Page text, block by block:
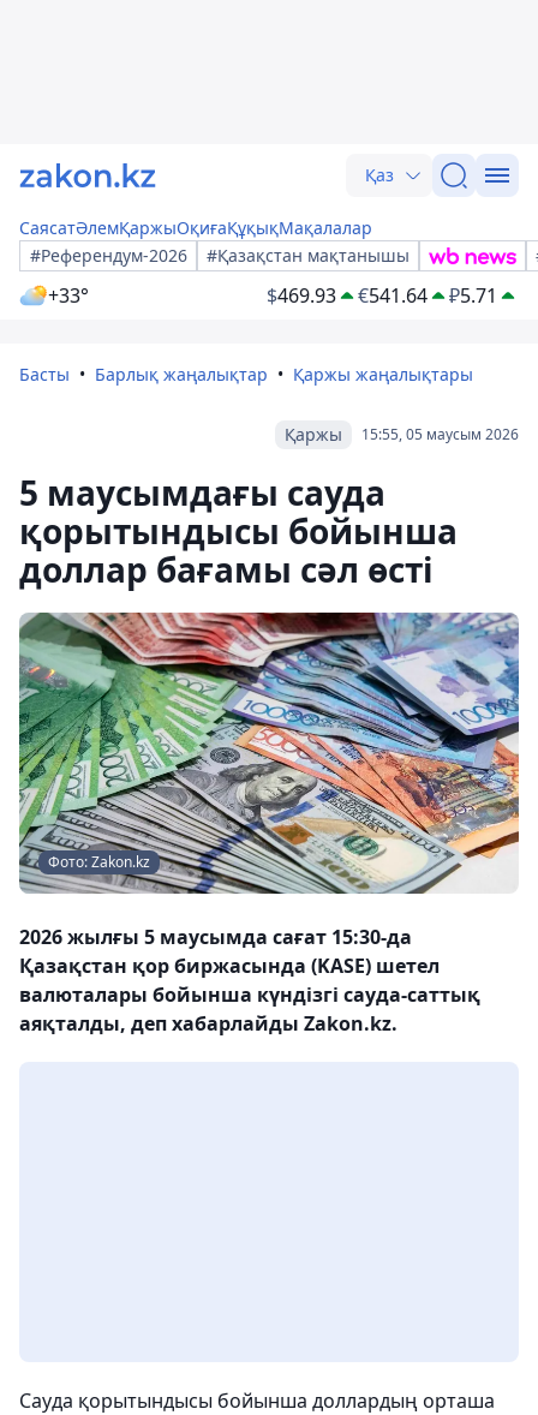
Қаз
СаясатӘлемҚаржыОқиғаҚұқықМақалалар
#Референдум-2026
#Қазақстан мақтанышы
+33° $469.93 €541.64 ₽5.71
Басты Барлық жаңалықтар Қаржы жаңалықтары
15:55, 05 маусым 2026
Қаржы
5 маусымдағы сауда
қорытындысы бойынша
доллар бағамы сәл өсті
Фото: Zakon.kz
2026 жылғы 5 маусымда сағат 15:30-да
Қазақстан қор биржасында (KASE) шетел
валюталары бойынша күндізгі сауда-саттық
аяқталды, деп хабарлайды Zakon.kz.
Сауда қорытындысы бойынша доллардың орташа